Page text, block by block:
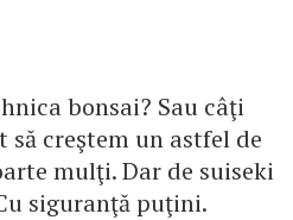
bonsai? Sau câţi
creştem un astfel de
mulţi. Dar de suiseki
siguranţă puţini.